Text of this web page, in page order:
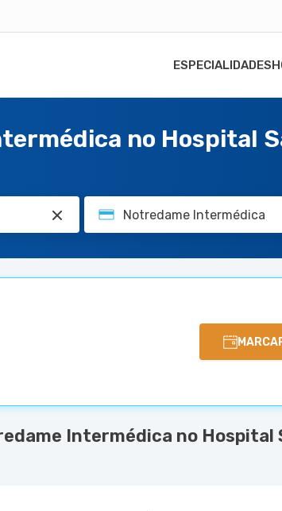
ESPECIALIDADES
no Hospital
Intermédica no Hospital